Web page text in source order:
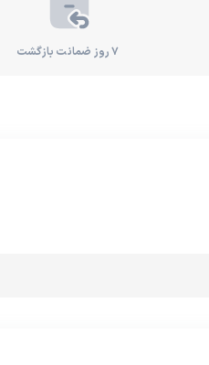
۷ روز ضمانت بازگشت